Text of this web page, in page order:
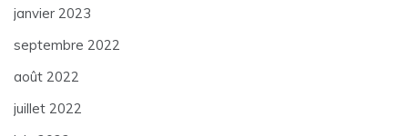
janvier 2023
septembre 2022
août 2022
juillet 2022